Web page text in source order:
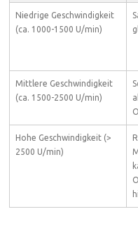
Niedrige Geschwindigkeit
(ca. 1000-1500 U/min)
Mittlere Geschwindigkeit
(ca. 1500-2500 U/min)
Hohe Geschwindigkeit (>
2500 U/min)